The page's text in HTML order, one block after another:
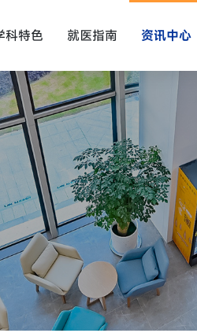
科特色 就医指南 资讯中心